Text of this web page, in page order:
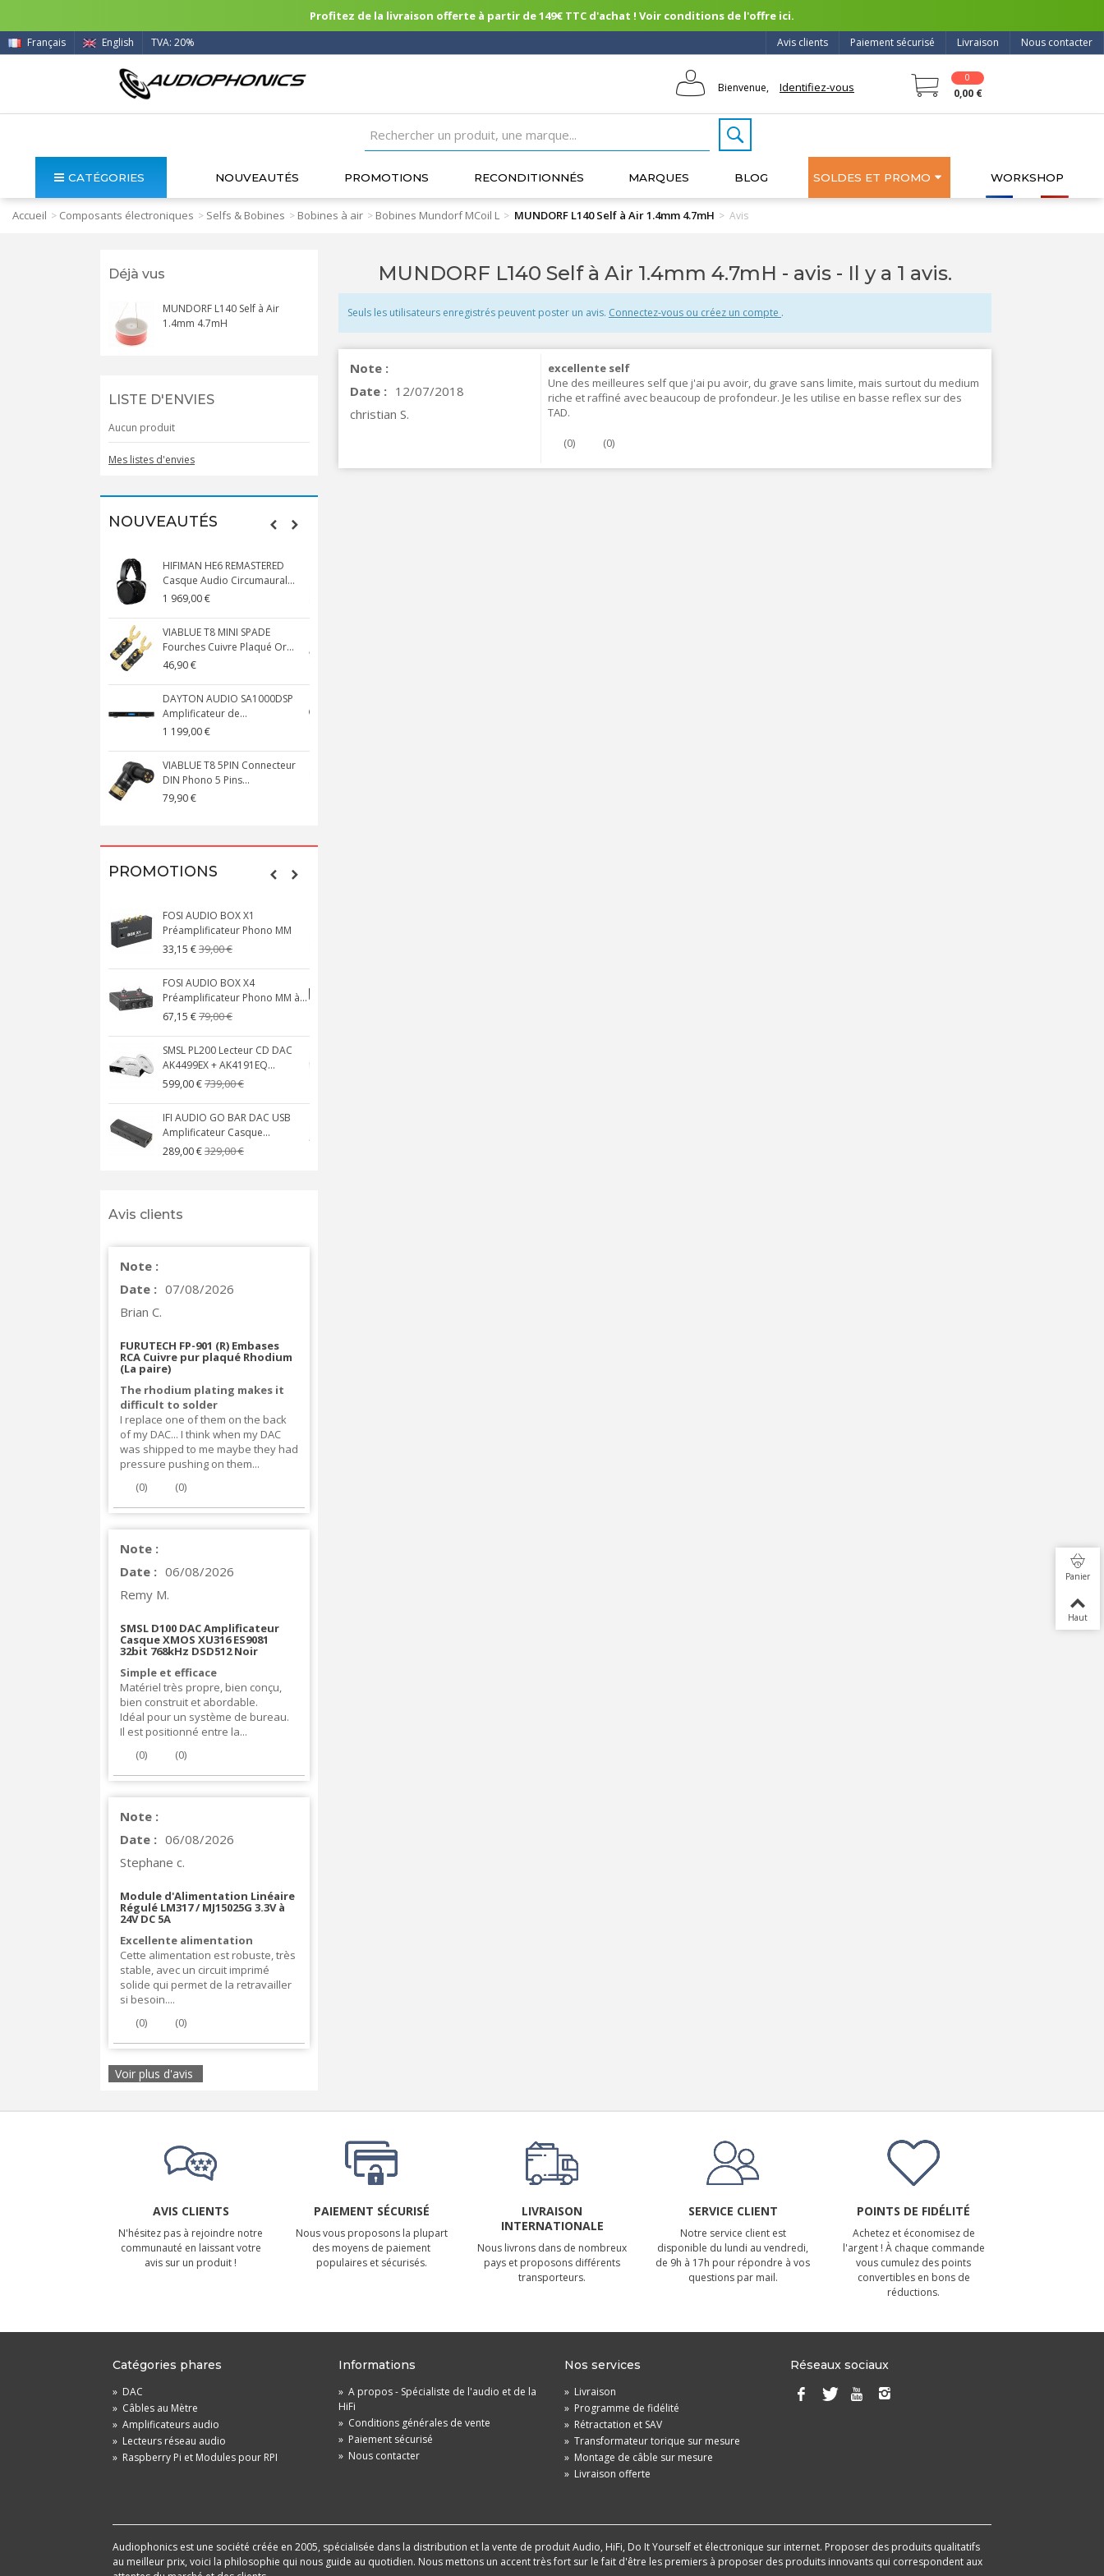
Profitez de la livraison offerte à partir de 149€ TTC d'achat ! Voir conditions de l'offre ici.
Nous contacter
Livraison
Paiement sécurisé
Avis clients
Français English TVA: 20%
Bienvenue, Identifiez-vous
0
0,00 €
CATÉGORIES NOUVEAUTÉS PROMOTIONS RECONDITIONNÉS MARQUES BLOG SOLDES ET PROMO WORKSHOP
Accueil > Composants électroniques > Selfs & Bobines > Bobines à air > Bobines Mundorf MCoil L > MUNDORF L140 Self à Air 1.4mm 4.7mH > Avis
Déjà vus
MUNDORF L140 Self à Air
1.4mm 4.7mH
LISTE D'ENVIES
Aucun produit
Mes listes d'envies
NOUVEAUTÉS
HIFIMAN HE6 REMASTERED
Casque Audio Circumaural...
1 969,00 €
VIABLUE T8 MINI SPADE
Fourches Cuivre Plaqué Or...
46,90 €
DAYTON AUDIO SA1000DSP
Amplificateur de...
1 199,00 €
VIABLUE T8 5PIN Connecteur
DIN Phono 5 Pins...
79,90 €
PROMOTIONS
FOSI AUDIO BOX X1
Préamplificateur Phono MM
33,15 €39,00 €
FOSI AUDIO BOX X4
Préamplificateur Phono MM à...
67,15 €79,00 €
SMSL PL200 Lecteur CD DAC
AK4499EX + AK4191EQ...
599,00 €739,00 €
IFI AUDIO GO BAR DAC USB
Amplificateur Casque...
289,00 €329,00 €
Avis clients
Note :
Date : 07/08/2026
Brian C.
FURUTECH FP-901 (R) Embases
RCA Cuivre pur plaqué Rhodium
(La paire)
The rhodium plating makes it
difficult to solder
I replace one of them on the back
of my DAC... I think when my DAC
was shipped to me maybe they had
pressure pushing on them...
(0) (0)
Note :
Date : 06/08/2026
Remy M.
SMSL D100 DAC Amplificateur
Casque XMOS XU316 ES9081
32bit 768kHz DSD512 Noir
Simple et efficace
Matériel très propre, bien conçu,
bien construit et abordable.
Idéal pour un système de bureau.
Il est positionné entre la...
(0) (0)
Note :
Date : 06/08/2026
Stephane c.
Module d'Alimentation Linéaire
Régulé LM317 / MJ15025G 3.3V à
24V DC 5A
Excellente alimentation
Cette alimentation est robuste, très
stable, avec un circuit imprimé
solide qui permet de la retravailler
si besoin....
(0) (0)
Voir plus d'avis
MUNDORF L140 Self à Air 1.4mm 4.7mH - avis - Il y a 1 avis.
Seuls les utilisateurs enregistrés peuvent poster un avis. Connectez-vous ou créez un compte .
Note :
Date : 12/07/2018
christian S.
excellente self
Une des meilleures self que j'ai pu avoir, du grave sans limite, mais surtout du medium
riche et raffiné avec beaucoup de profondeur. Je les utilise en basse reflex sur des
TAD.
(0) (0)
AVIS CLIENTS
N'hésitez pas à rejoindre notre
communauté en laissant votre
avis sur un produit !
PAIEMENT SÉCURISÉ
Nous vous proposons la plupart
des moyens de paiement
populaires et sécurisés.
LIVRAISON
INTERNATIONALE
Nous livrons dans de nombreux
pays et proposons différents
transporteurs.
SERVICE CLIENT
Notre service client est
disponible du lundi au vendredi,
de 9h à 17h pour répondre à vos
questions par mail.
POINTS DE FIDÉLITÉ
Achetez et économisez de
l'argent ! À chaque commande
vous cumulez des points
convertibles en bons de
réductions.
Catégories phares
» DAC
» Câbles au Mètre
» Amplificateurs audio
» Lecteurs réseau audio
» Raspberry Pi et Modules pour RPI
Informations
» A propos - Spécialiste de l'audio et de la
HiFi
» Conditions générales de vente
» Paiement sécurisé
» Nous contacter
Nos services
» Livraison
» Programme de fidélité
» Rétractation et SAV
» Transformateur torique sur mesure
» Montage de câble sur mesure
» Livraison offerte
Réseaux sociaux
Audiophonics est une société créée en 2005, spécialisée dans la distribution et la vente de produit Audio, HiFi, Do It Yourself et électronique sur internet. Proposer des produits qualitatifs
au meilleur prix, voici la philosophie qui nous guide au quotidien. Nous mettons un accent très fort sur le fait d'être les premiers à proposer des produits innovants qui correspondent aux
Panier
Haut